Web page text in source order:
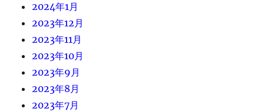
2024年1月
2023年12月
2023年11月
2023年10月
2023年9月
2023年8月
2023年7月